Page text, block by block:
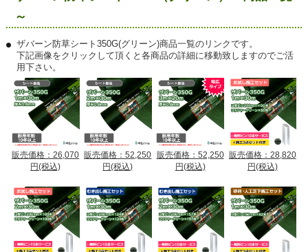
～
ザバーン防草シート350G(グリーン)商品一覧のリンクです。
下記画像をクリックして頂くと各商品の詳細に移動致しますのでご活
用下さい。
販売価格：26,070
円(税込)
販売価格：52,250
円(税込)
販売価格：52,250
円(税込)
販売価格：28,820
円(税込)